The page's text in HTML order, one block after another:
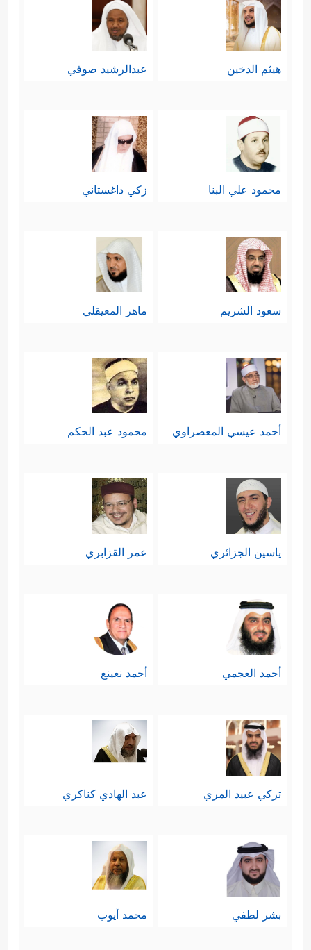
هيثم الدخين عبدالرشيد صوفي
محمود علي البنا زكي داغستاني
سعود الشريم ماهر المعيقلي
أحمد عيسي المعصراوي محمود عبد الحكم
ياسين الجزائري عمر القزابري
أحمد العجمي أحمد نعينع
تركي عبيد المري عبد الهادي كناكري
بشر لطفي محمد أيوب